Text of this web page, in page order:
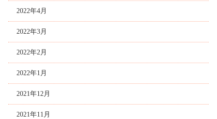
2022年4月
2022年3月
2022年2月
2022年1月
2021年12月
2021年11月